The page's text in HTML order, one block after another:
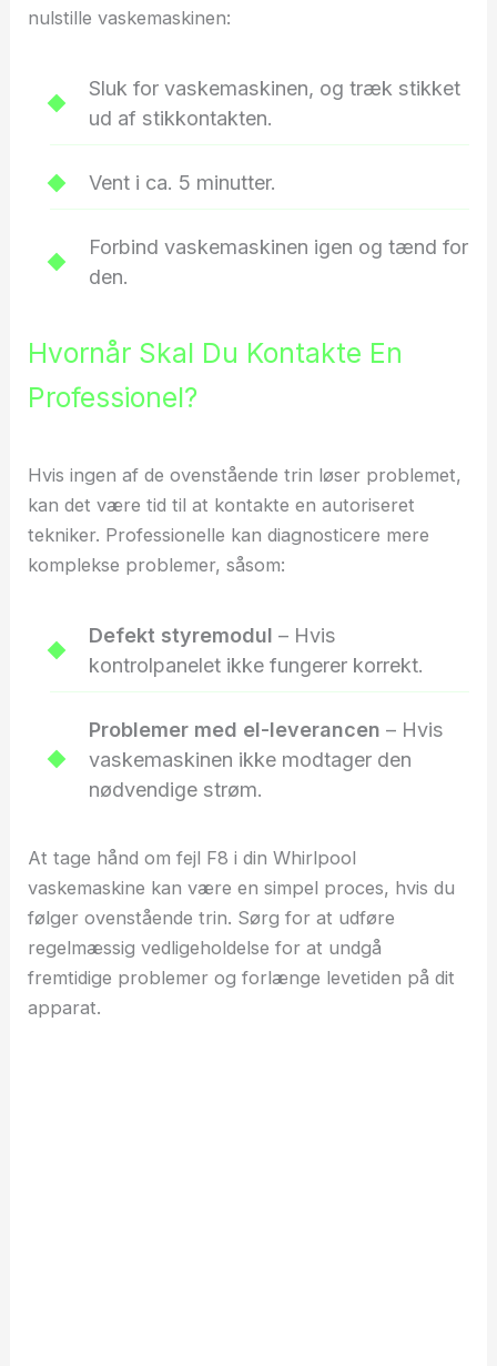
nulstille vaskemaskinen:
Sluk for vaskemaskinen, og træk stikket
ud af stikkontakten.
Vent i ca. 5 minutter.
Forbind vaskemaskinen igen og tænd for
den.
Hvornår Skal Du Kontakte En
Professionel?
Hvis ingen af de ovenstående trin løser problemet,
kan det være tid til at kontakte en autoriseret
tekniker. Professionelle kan diagnosticere mere
komplekse problemer, såsom:
Defekt styremodul – Hvis
kontrolpanelet ikke fungerer korrekt.
Problemer med el-leverancen – Hvis
vaskemaskinen ikke modtager den
nødvendige strøm.
At tage hånd om fejl F8 i din Whirlpool
vaskemaskine kan være en simpel proces, hvis du
følger ovenstående trin. Sørg for at udføre
regelmæssig vedligeholdelse for at undgå
fremtidige problemer og forlænge levetiden på dit
apparat.